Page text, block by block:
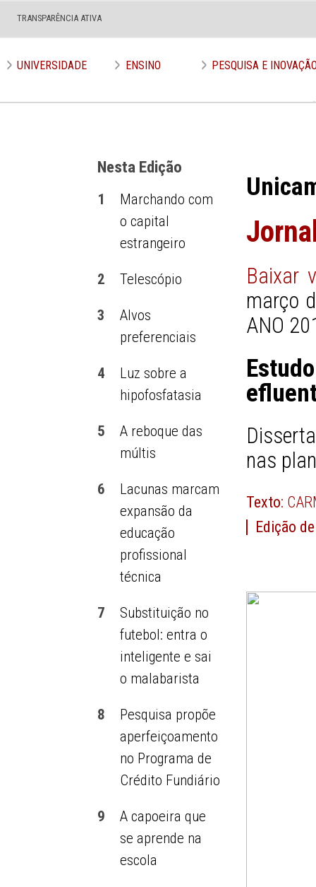
TRANSPARÊNCIA ATIVA
UNIVERSIDADE ENSINO PESQUISA E
Edição nº 590
Nesta Edição
1
Marchando com
o capital
estrangeiro
2 Telescópio
3
Alvos
preferenciais
4
Luz sobre a
hipofosfatasia
5
A reboque das
múltis
6
Lacunas marcam
expansão da
educação
profissional
técnica
7
Substituição no
futebol: entra o
inteligente e sai
o malabarista
8
Pesquisa propõe
aperfeiçoamento
no Programa de
Crédito Fundiário
9
A capoeira que
se aprende na
escola
Baixar
março
ANO
nas
Texto:
Edição